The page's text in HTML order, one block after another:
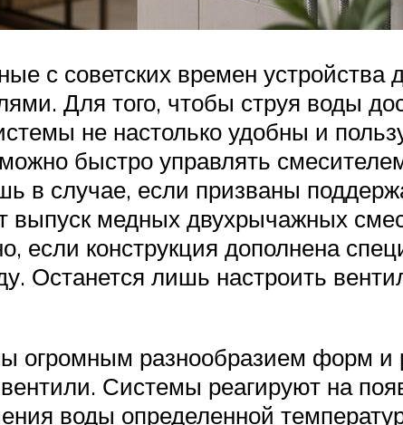
с советских времен
Для того, чтобы струя воды
не настолько удобны и
быстро управлять
в случае, если призваны
выпуск медных двухрычажных
если конструкция дополнена
Останется лишь настроить
огромным разнообразием форм и
Системы реагируют на
воды определенной